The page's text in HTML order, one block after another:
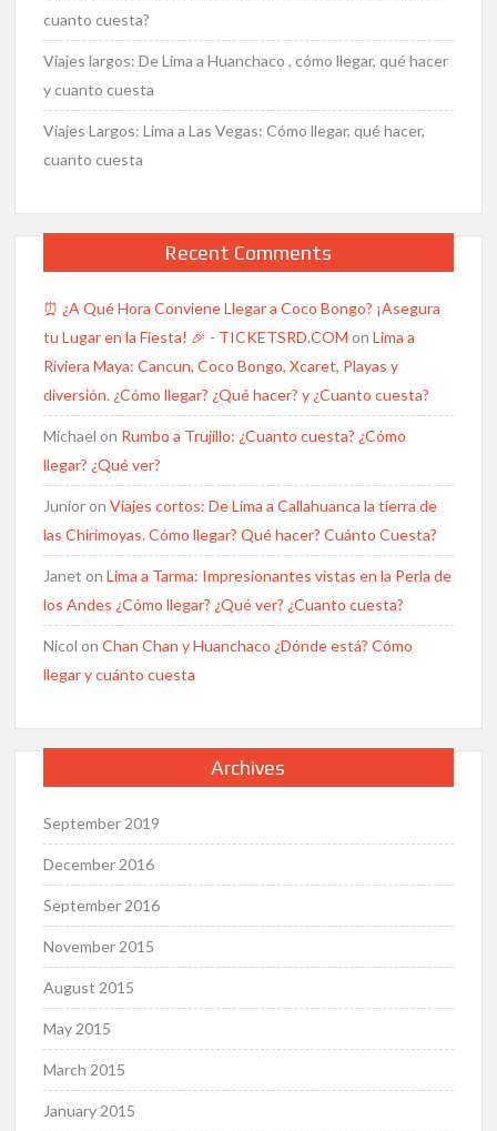
cuanto cuesta?
Viajes largos: De Lima a Huanchaco , cómo llegar, qué hacer
y cuanto cuesta
Viajes Largos: Lima a Las Vegas: Cómo llegar, qué hacer,
cuanto cuesta
Recent Comments
⏰ ¿A Qué Hora Conviene Llegar a Coco Bongo? ¡Asegura
tu Lugar en la Fiesta! 🎉 - TICKETSRD.COM onLima a
Riviera Maya: Cancun, Coco Bongo, Xcaret, Playas y
diversión. ¿Cómo llegar? ¿Qué hacer? y ¿Cuanto cuesta?
Michael on Rumbo a Trujillo: ¿Cuanto cuesta? ¿Cómo
llegar? ¿Qué ver?
JunioronViajes cortos: De Lima a Callahuanca la tierra de
las Chirimoyas. Cómo llegar? Qué hacer? Cuánto Cuesta?
Janet onLima a Tarma: Impresionantes vistas en la Perla de
los Andes ¿Cómo llegar? ¿Qué ver? ¿Cuanto cuesta?
Nicol onChan Chan y Huanchaco ¿Dónde está? Cómo
llegar y cuánto cuesta
Archives
September 2019
December 2016
September 2016
November 2015
August 2015
May 2015
March 2015
January 2015